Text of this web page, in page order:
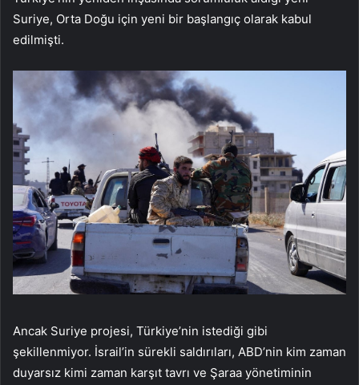
Suriye, Orta Doğu için yeni bir başlangıç olarak kabul
edilmişti.
Ancak Suriye projesi, Türkiye’nin istediği gibi
şekillenmiyor. İsrail’in sürekli saldırıları, ABD’nin kim zaman
duyarsız kimi zaman karşıt tavrı ve Şaraa yönetiminin